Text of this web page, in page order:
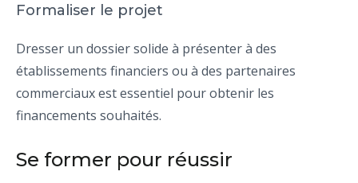
Formaliser le projet
Dresser un dossier solide à présenter à des
établissements financiers ou à des partenaires
commerciaux est essentiel pour obtenir les
financements souhaités.
Se former pour réussir